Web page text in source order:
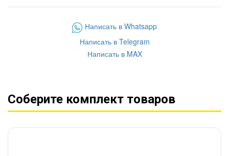
Написать в Whatsapp
Написать в Telegram
Написать в MAX
Соберите комплект товаров